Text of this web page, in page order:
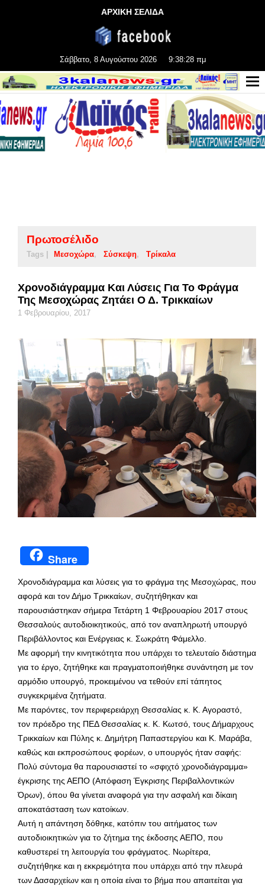
ΑΡΧΙΚΗ ΣΕΛΙΔΑ
Σάββατο, 8 Αυγούστου 2026 9:38:28 πμ
Πρωτοσέλιδο
Tags | Μεσοχώρα Σύσκεψη Τρίκαλα
Χρονοδιάγραμμα Και Λύσεις Για Το Φράγμα
Της Μεσοχώρας Ζητάει Ο Δ. Τρικκαίων
1 Φεβρουαρίου, 2017
Share
Χρονοδιάγραμμα και λύσεις για το φράγμα της Μεσοχώρας, που
αφορά και τον Δήμο Τρικκαίων, συζητήθηκαν και
παρουσιάστηκαν σήμερα Τετάρτη 1 Φεβρουαρίου 2017 στους
Θεσσαλούς αυτοδιοικητικούς, από τον αναπληρωτή υπουργό
Περιβάλλοντος και Ενέργειας κ. Σωκράτη Φάμελλο.
Με αφορμή την κινητικότητα που υπάρχει το τελευταίο διάστημα
για το έργο, ζητήθηκε και πραγματοποιήθηκε συνάντηση με τον
αρμόδιο υπουργό, προκειμένου να τεθούν επί τάπητος
συγκεκριμένα ζητήματα.
Με παρόντες, τον περιφερειάρχη Θεσσαλίας κ. Κ. Αγοραστό,
τον πρόεδρο της ΠΕΔ Θεσσαλίας κ. Κ. Κωτσό, τους Δήμαρχους
Τρικκαίων και Πύλης κ. Δημήτρη Παπαστεργίου και Κ. Μαράβα,
καθώς και εκπροσώπους φορέων, ο υπουργός ήταν σαφής:
Πολύ σύντομα θα παρουσιαστεί το «σφιχτό χρονοδιάγραμμα»
έγκρισης της ΑΕΠΟ (Απόφαση Έγκρισης Περιβαλλοντικών
Όρων), όπου θα γίνεται αναφορά για την ασφαλή και δίκαιη
αποκατάσταση των κατοίκων.
Αυτή η απάντηση δόθηκε, κατόπιν του αιτήματος των
αυτοδιοικητικών για το ζήτημα της έκδοσης ΑΕΠΟ, που
καθυστερεί τη λειτουργία του φράγματος. Νωρίτερα,
συζητήθηκε και η εκκρεμότητα που υπάρχει από την πλευρά
των Δασαρχείων και η οποία είναι το βήμα που απαιτείται για